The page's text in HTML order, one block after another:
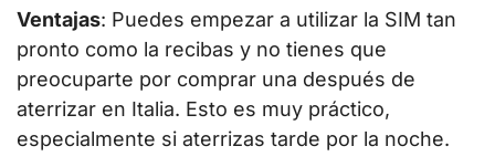
Ventajas: Puedes empezar a utilizar la SIM tan
pronto como la recibas y no tienes que
preocuparte por comprar una después de
aterrizar en Italia. Esto es muy práctico,
especialmente si aterrizas tarde por la noche.